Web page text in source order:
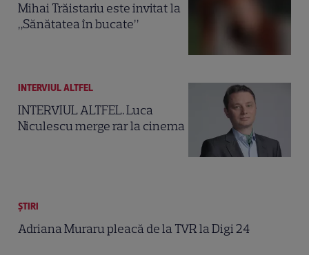
Mihai Trăistariu este invitat la
„Sănătatea în bucate”
INTERVIUL ALTFEL
INTERVIUL ALTFEL. Luca
Niculescu merge rar la cinema
ȘTIRI
Adriana Muraru pleacă de la TVR la Digi 24